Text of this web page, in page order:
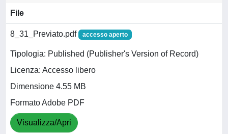
File
8_31_Previato.pdf accesso aperto
Tipologia: Published (Publisher's Version of Record)
Licenza: Accesso libero
Dimensione 4.55 MB
Formato Adobe PDF
Visualizza/Apri